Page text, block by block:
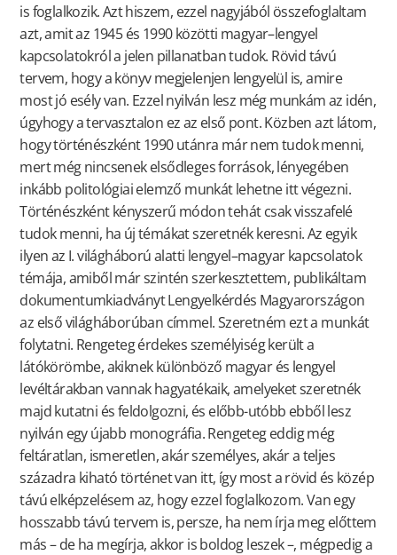
is foglalkozik. Azt hiszem, ezzel nagyjából összefoglaltam
azt, amit az 1945 és 1990 közötti magyar–lengyel
kapcsolatokról a jelen pillanatban tudok. Rövid távú
tervem, hogy a könyv megjelenjen lengyelül is, amire
most jó esély van. Ezzel nyilván lesz még munkám az idén,
úgyhogy a tervasztalon ez az első pont. Közben azt látom,
hogy történészként 1990 utánra már nem tudok menni,
mert még nincsenek elsődleges források, lényegében
inkább politológiai elemző munkát lehetne itt végezni.
Történészként kényszerű módon tehát csak visszafelé
tudok menni, ha új témákat szeretnék keresni. Az egyik
ilyen az I. világháború alatti lengyel–magyar kapcsolatok
témája, amiből már szintén szerkesztettem, publikáltam
dokumentumkiadványt Lengyelkérdés Magyarországon
az első világháborúban címmel. Szeretném ezt a munkát
folytatni. Rengeteg érdekes személyiség került a
látókörömbe, akiknek különböző magyar és lengyel
levéltárakban vannak hagyatékaik, amelyeket szeretnék
majd kutatni és feldolgozni, és előbb-utóbb ebből lesz
nyilván egy újabb monográfia. Rengeteg eddig még
feltáratlan, ismeretlen, akár személyes, akár a teljes
századra kiható történet van itt, így most a rövid és közép
távú elképzelésem az, hogy ezzel foglalkozom. Van egy
hosszabb távú tervem is, persze, ha nem írja meg előttem
más – de ha megírja, akkor is boldog leszek –, mégpedig a